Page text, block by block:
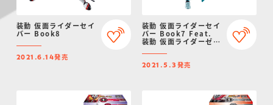
装動 仮面ライダーセイ
バー Book8
2021.6.14発売
装動 仮面ライダーセイ
バー Book7 Feat.
装動 仮面ライダーゼロ
2021.5.3 発売